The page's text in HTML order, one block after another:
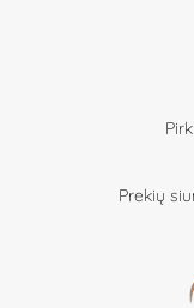
Prekių